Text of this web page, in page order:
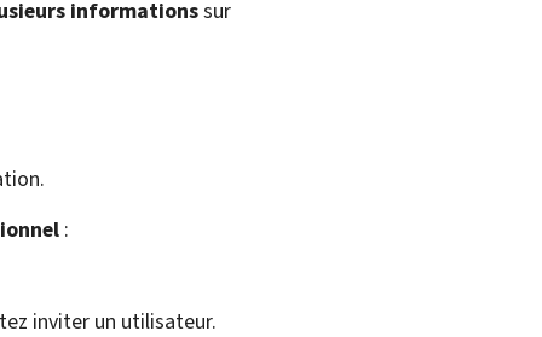
informationssur
:
inviter un utilisateur.